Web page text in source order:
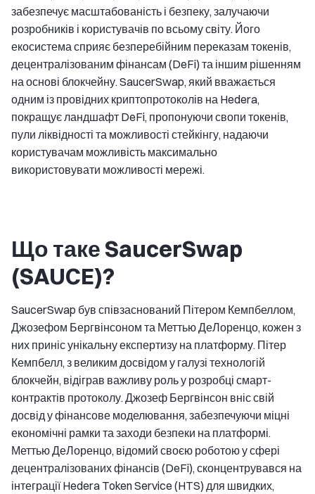
забезпечує масштабованість і безпеку, залучаючи
розробників і користувачів по всьому світу. Його
екосистема сприяє безперебійним переказам токенів,
децентралізованим фінансам (DeFi) та іншим рішенням
на основі блокчейну. SaucerSwap, який вважається
одним із провідних криптопротоколів на Hedera,
покращує ландшафт DeFi, пропонуючи свопи токенів,
пули ліквідності та можливості стейкінгу, надаючи
користувачам можливість максимально
використовувати можливості мережі.
Що таке SaucerSwap
(SAUCE)?
SaucerSwap був співзаснований Пітером Кемпбеллом,
Джозефом Бергвінсоном та Меттью ДеЛоренцо, кожен з
них приніс унікальну експертизу на платформу. Пітер
Кемпбелл, з великим досвідом у галузі технологій
блокчейн, відіграв важливу роль у розробці смарт-
контрактів протоколу. Джозеф Бергвінсон вніс свій
досвід у фінансове моделювання, забезпечуючи міцні
економічні рамки та заходи безпеки на платформі.
Меттью ДеЛоренцо, відомий своєю роботою у сфері
децентралізованих фінансів (DeFi), сконцентрувався на
інтеграції Hedera Token Service (HTS) для швидких,